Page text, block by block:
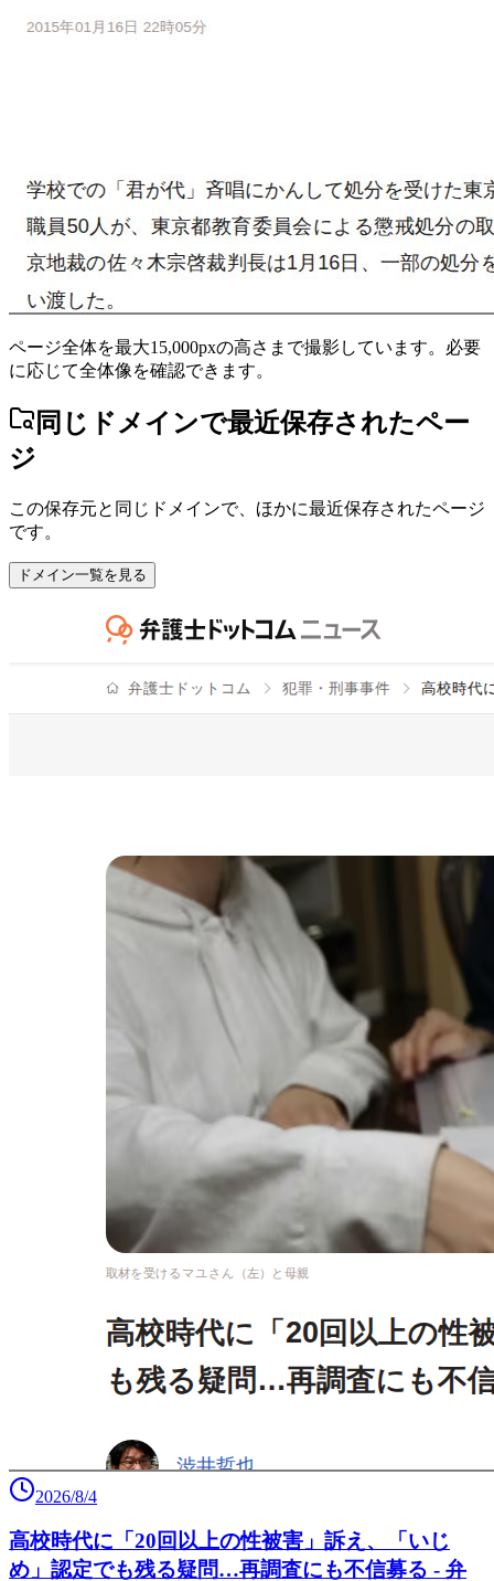
ページ全体を最大15,000pxの高さまで撮影しています。必要
に応じて全体像を確認できます。
同じドメインで最近保存されたペー
ジ
この保存元と同じドメインで、ほかに最近保存されたページ
です。
ドメイン一覧を見る
2026/8/4
高校時代に「20回以上の性被害」訴え、「いじ
め」認定でも残る疑問…再調査にも不信募る - 弁